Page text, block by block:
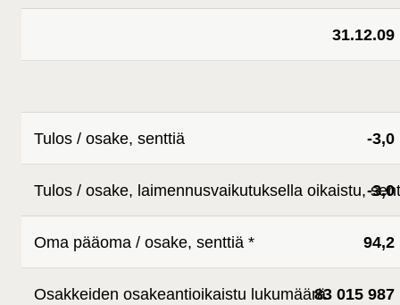
31.12.09
Tulos / osake, senttiä -3,0
Tulos / osake, laimennusvaikutuksella oikaistu,-3,0
Oma pääoma / osake, senttiä * 94,2
Osakkeiden osakeantioikaistu lukumäärä83 015 987